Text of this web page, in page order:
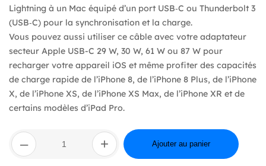
Lightning à un Mac équipé d’un port USB‑C ou Thunderbolt 3
(USB‑C) pour la synchronisation et la charge.
Vous pouvez aussi utiliser ce câble avec votre adaptateur
secteur Apple USB-C 29 W, 30 W, 61 W ou 87 W pour
recharger votre appareil iOS et même profiter des capacités
de charge rapide de l’iPhone 8, de l’iPhone 8 Plus, de l’iPhone
X, de l’iPhone XS, de l’iPhone XS Max, de l’iPhone XR et de
certains modèles d’iPad Pro.
–
quantité
de
USB-
+ Ajouter au panier